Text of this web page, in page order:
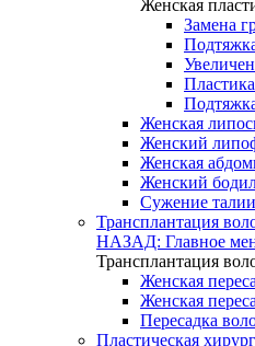
Женская
Замена
Женская
Женский
Женская
Женский
Сужение талии
Трансплантация
НАЗАД: Главное
Трансплантация
Женская
Женская
Пересадка
Пластическая